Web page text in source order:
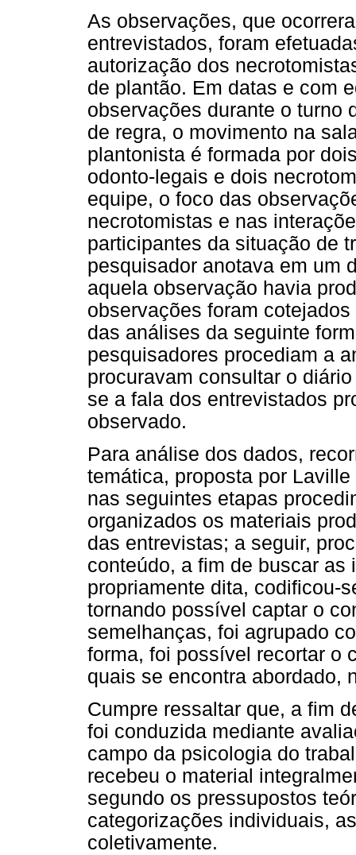
As observações, que
entrevistados, foram
autorização dos
de plantão. Em datas e com
observações durante o turno
de regra, o movimento na
plantonista é formada por
odonto-legais e dois
equipe, o foco das
necrotomistas e nas
participantes da situação de
pesquisador anotava em um
aquela observação havia
observações foram
das análises da seguinte
pesquisadores procediam a
procuravam consultar o
se a fala dos entrevistados
observado.
Para análise dos dados,
temática, proposta por
nas seguintes etapas
organizados os materiais
das entrevistas; a seguir,
conteúdo, a fim de buscar
propriamente dita, codificou-
tornando possível captar o
semelhanças, foi agrupado
forma, foi possível recortar o
quais se encontra abordado,
Cumpre ressaltar que, a fim
foi conduzida mediante
campo da psicologia do
recebeu o material
segundo os pressupostos
categorizações individuais,
coletivamente.